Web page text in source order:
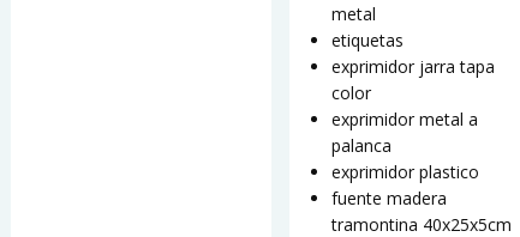
metal
etiquetas
exprimidor jarra tapa
color
exprimidor metal a
palanca
exprimidor plastico
fuente madera
tramontina 40x25x5cm